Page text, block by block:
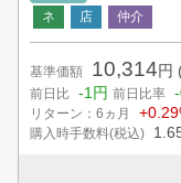
基準価額 10,314 円
前日比 -1円 前日比率
リターン：6ヵ月
購入時手数料(税込)